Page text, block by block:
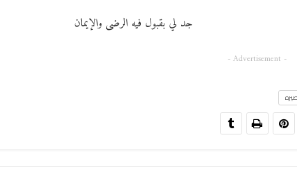
جد لي بقبول فيه الرضى والإيمان
- Advertisement -